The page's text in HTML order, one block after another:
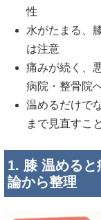
性
水がたまる、
は注意
痛みが続く、
病院・整骨院
温めるだけで
まで見直すこ
1. 膝 温める
論から整理